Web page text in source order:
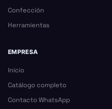
Confección
Herramientas
EMPRESA
Inicio
Catálogo completo
Contacto WhatsApp